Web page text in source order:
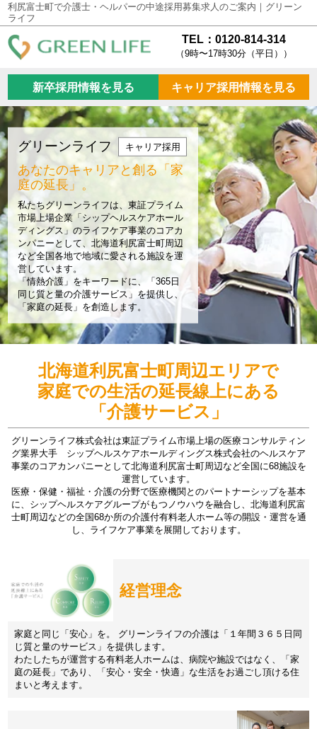
利尻富士町で介護士・ヘルパーの中途採用募集求人のご案内｜グリーン
ライフ
TEL：0120-814-314
（9時〜17時30分（平日））
新卒採用情報を見る キャリア採用情報を見る
グリーンライフ キャリア採用
あなたのキャリアと創る「家
庭の延長」。
私たちグリーンライフは、東証プライム
市場上場企業「シップヘルスケアホール
ディングス」のライフケア事業のコアカ
ンパニーとして、北海道利尻富士町周辺
など全国各地で地域に愛される施設を運
営しています。
「情熱介護」をキーワードに、「365日
同じ質と量の介護サービス」を提供し、
「家庭の延長」を創造します。
北海道利尻富士町周辺エリアで
家庭での生活の延長線上にある
「介護サービス」
グリーンライフ株式会社は東証プライム市場上場の医療コンサルティン
グ業界大手 シップヘルスケアホールディングス株式会社のヘルスケア
事業のコアカンパニーとして北海道利尻富士町周辺など全国に68施設を
運営しています。
医療・保健・福祉・介護の分野で医療機関とのパートナーシップを基本
に、シップヘルスケアグループがもつノウハウを融合し、北海道利尻富
士町周辺などの全国68か所の介護付有料老人ホーム等の開設・運営を通
し、ライフケア事業を展開しております。
経営理念
家庭と同じ「安心」を。 グリーンライフの介護は「１年間３６５日同
じ質と量のサービス」を提供します。
わたしたちが運営する有料老人ホームは、病院や施設ではなく、「家
庭の延長」であり、「安心・安全・快適」な生活をお過ごし頂ける住
まいと考えます。